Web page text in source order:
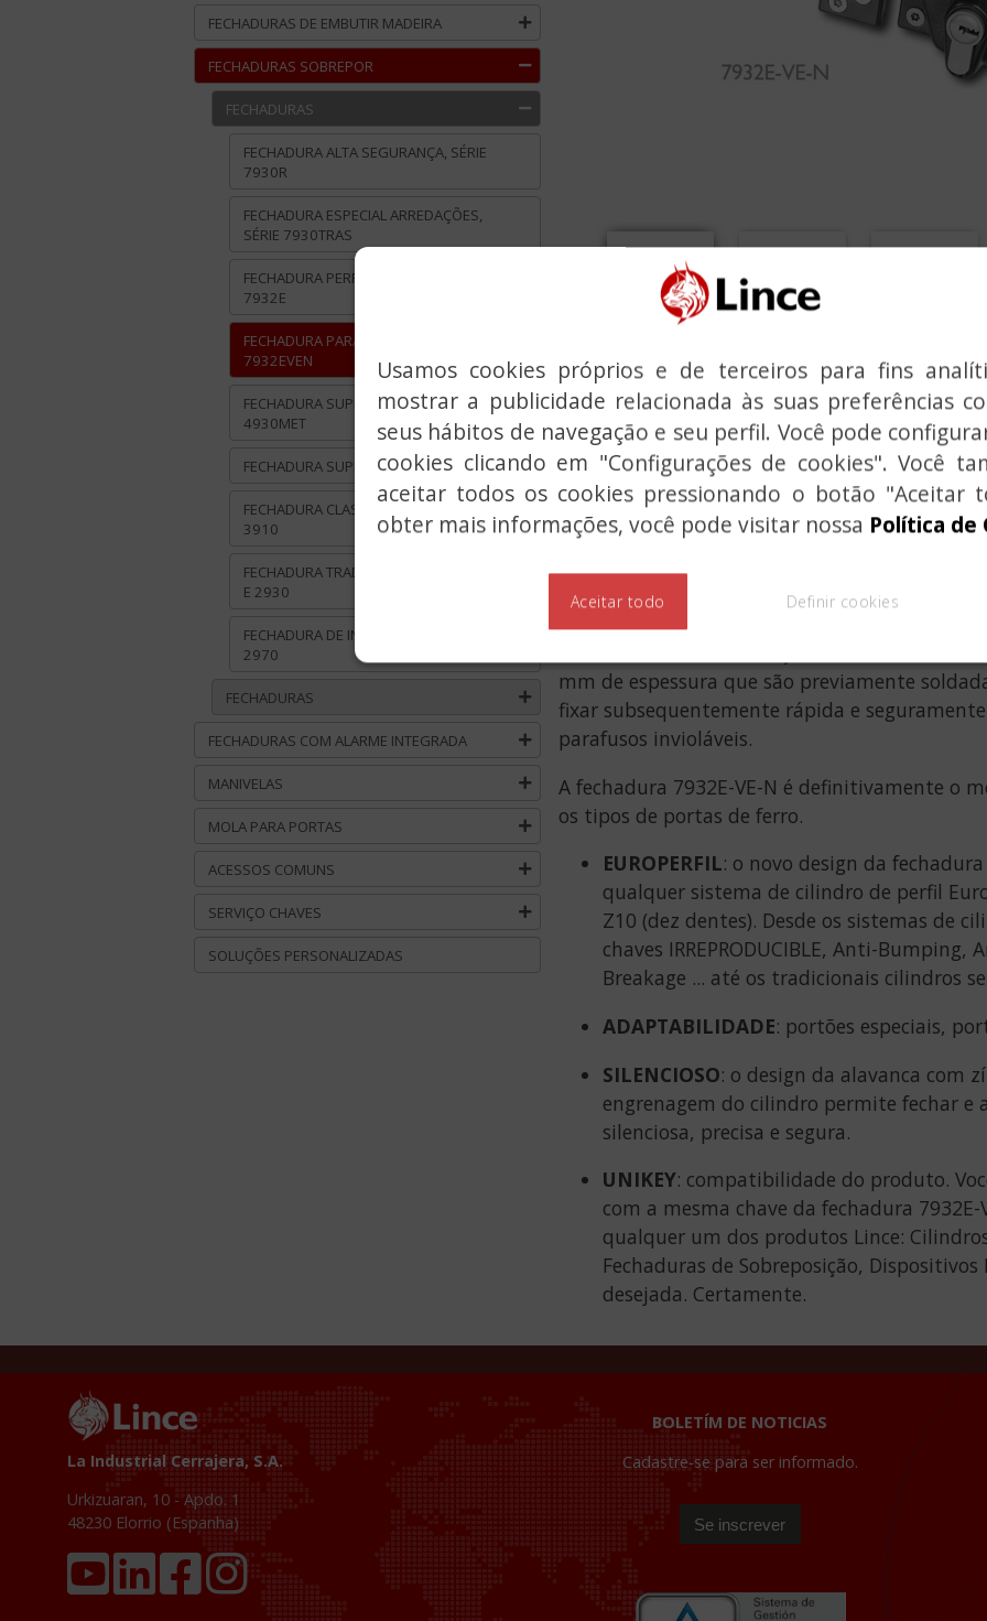
FECHADURAS DE EMBUTIR MADEIRA
FECHADURAS SOBREPOR
FECHADURAS
FECHADURA ALTA SEGURANÇA, SÉRIE
7930R
FECHADURA ESPECIAL ARREDAÇÕES,
SÉRIE 7930TRAS
FECHADURA PERFIL EUROPEU, SÉRIE
7932E
FECHADURA PARA PORTÕES, SÉRIE
7932EVEN
FECHADURA SUPRA METAL, SERIE
4930MET
FECHADURA SUPRA, SÉRIE 4930
FECHADURA CLASSIC SERIES 8915 E
3910
FECHADURA TRADICIONAL, SÉRIES 3930
E 2930
FECHADURA DE INTEMPÉRIES, MODELO
2970
FECHADURAS
FECHADURAS COM ALARME INTEGRADA
MANIVELAS
MOLA PARA PORTAS
ACESSOS COMUNS
SERVIÇO CHAVES
SOLUÇÕES PERSONALIZADAS
Portão de segurança,
Para atender às necessidades do carpinteiro
de fechaduras com o novo modelo 7932E-VE-N.
Ao contrário das fechaduras convencionais, o
revestimento de cataforese preto que o torna
para montagem em portas externas.
Para facilitar sua instalação, a fechadura é
mm de espessura que são previamente
fixar subsequentemente rápida e
parafusos invioláveis.
A fechadura 7932E-VE-N é definitivamente o
os tipos de portas de ferro.
EUROPERFIL: o novo design da
qualquer sistema de cilindro de perfil
Z10 (dez dentes). Desde os sistemas de
chaves IRREPRODUCIBLE, Anti-
Breakage ... até os tradicionais cilindros
ADAPTABILIDADE: portões especiais,
SILENCIOSO: o design da alavanca com
engrenagem do cilindro permite fechar e
silenciosa, precisa e segura.
UNIKEY: compatibilidade do produto.
com a mesma chave da fechadura
qualquer um dos produtos Lince:
Fechaduras de Sobreposição,
desejada. Certamente.
La Industrial Cerrajera, S.A.
Urkizuaran, 10 - Apdo. 1
48230 Elorrio (Espanha)
BOLETÍM DE NOTICIAS
Cadastre-se para ser informado.
Usamos cookies próprios e de terceiros para fins
mostrar a publicidade relacionada às suas preferências
seus hábitos de navegação e seu perfil. Você pode
cookies clicando em "Configurações de cookies". Você
aceitar todos os cookies pressionando o botão "Aceitar
obter mais informações, você pode visitar nossa Política de
Aceitar todo Definir cookies